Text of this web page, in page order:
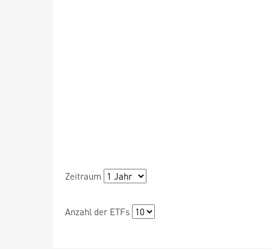
Zeitraum
Anzahl der ETFs